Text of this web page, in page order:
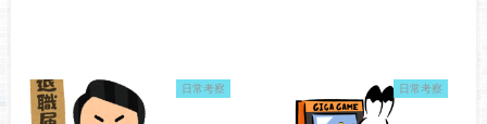
日常考察 日常考察